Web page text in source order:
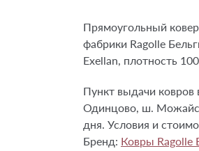
Прямоугольный
фабрики Ragolle
Exellan, плотность
Пункт выдачи ковров
Одинцово, ш.
дня. Условия и
Бренд: Ковры Ragolle